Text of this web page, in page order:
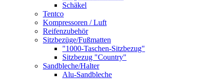
Schäkel
Tentco
Kompressoren / Luft
Reifenzubehör
Sitzbezüge/Fußmatten
"1000-Taschen-Sitzbezug"
Sitzbezug "Country"
Sandbleche/Halter
Alu-Sandbleche